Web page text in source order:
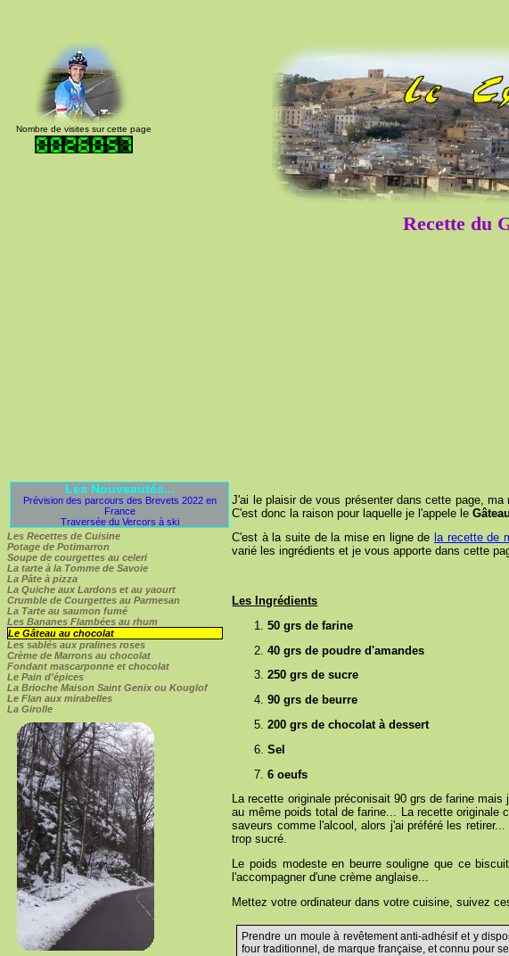
Nombre de visites sur cette page
Recette du
Les Nouveautés...
Prévision des parcours des Brevets 2022 en
France
Traversée du Vercors à ski
Les Recettes de Cuisine
Potage de Potimarron
Soupe de courgettes au celeri
La tarte à la Tomme de Savoie
La Pâte à pizza
La Quiche aux Lardons et au yaourt
Crumble de Courgettes au Parmesan
La Tarte au saumon fumé
Les Bananes Flambées au rhum
Le Gâteau au chocolat
Les sablés aux pralines roses
Crème de Marrons au chocolat
Fondant mascarponne et chocolat
Le Pain d'épices
La Brioche Maison Saint Genix ou Kouglof
Le Flan aux mirabelles
La Girolle
J'ai le plaisir de vous présenter dans cette page, ma
C'est donc la raison pour laquelle je l'appele le
C'est à la suite de la mise en ligne de la recette de
varié les ingrédients et je vous apporte dans cette
Les Ingrédients
50 grs de farine
40 grs de poudre d'amandes
250 grs de sucre
90 grs de beurre
200 grs de chocolat à dessert
Sel
6 oeufs
La recette originale préconisait 90 grs de farine
au même poids total de farine... La recette originale
saveurs comme l'alcool, alors j'ai préféré les
trop sucré.
Le poids modeste en beurre souligne que ce
l'accompagner d'une crème anglaise...
Mettez votre ordinateur dans votre cuisine, suivez
Prendre un moule à revêtement anti-adhésif et y
four traditionnel, de marque française, et connu pour